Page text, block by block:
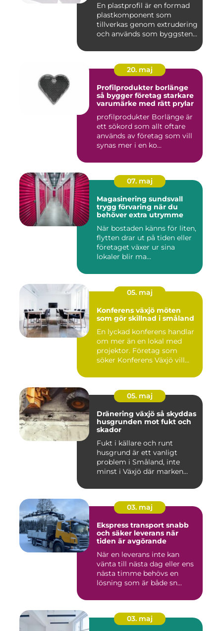
En plastprofil är en formad
plastkomponent som
tillverkas genom extrudering
och används som byggsten...
20. maj
Profilprodukter borlänge
så bygger företag starkare
varumärke med rätt prylar
profilprodukter Borlänge är
ett sökord som allt oftare
används av företag som vill
synas mer i en ko...
07. maj
Magasinering sundsvall
trygg förvaring när du
behöver extra utrymme
När bostaden känns för liten,
flytten drar ut på tiden eller
företaget växer ur sina
lokaler blir ma...
05. maj
Konferens växjö möten
som gör skillnad i småland
En lyckad konferens handlar
om mer än en lokal med
projektor. Företag som
söker Konferens Växjö vill...
05. maj
Dränering växjö så skyddas
husgrunden mot fukt och
skador
Fukt i källare och runt
husgrund är ett vanligt
problem i Småland, inte
minst i Växjö där marken
03. maj
Ekspress transport snabb
och säker leverans när
tiden är avgörande
När en leverans inte kan
vänta till nästa dag eller ens
nästa timme behövs en
lösning som är både sn...
03. maj